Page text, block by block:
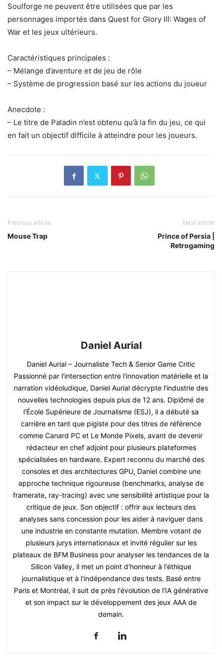
Soulforge ne peuvent être utilisées que par les
personnages importés dans Quest for Glory III: Wages of
War et les jeux ultérieurs.
Caractéristiques principales :
– Mélange d’aventure et de jeu de rôle
– Système de progression basé sur les actions du joueur
Anecdote :
– Le titre de Paladin n’est obtenu qu’à la fin du jeu, ce qui
en fait un objectif difficile à atteindre pour les joueurs.
Previous article
Mouse Trap
Next article
Prince of Persia |
Retrogaming
Daniel Aurial
Daniel Aurial – Journaliste Tech & Senior Game Critic
Passionné par l'intersection entre l'innovation matérielle et la
narration vidéoludique, Daniel Aurial décrypte l'industrie des
nouvelles technologies depuis plus de 12 ans. Diplômé de
l'École Supérieure de Journalisme (ESJ), il a débuté sa
carrière en tant que pigiste pour des titres de référence
comme Canard PC et Le Monde Pixels, avant de devenir
rédacteur en chef adjoint pour plusieurs plateformes
spécialisées en hardware. Expert reconnu du marché des
consoles et des architectures GPU, Daniel combine une
approche technique rigoureuse (benchmarks, analyse de
framerate, ray-tracing) avec une sensibilité artistique pour la
critique de jeux. Son objectif : offrir aux lecteurs des
analyses sans concession pour les aider à naviguer dans
une industrie en constante mutation. Membre votant de
plusieurs jurys internationaux et invité régulier sur les
plateaux de BFM Business pour analyser les tendances de la
Silicon Valley, il met un point d'honneur à l'éthique
journalistique et à l'indépendance des tests. Basé entre
Paris et Montréal, il suit de près l'évolution de l'IA générative
et son impact sur le développement des jeux AAA de
demain.